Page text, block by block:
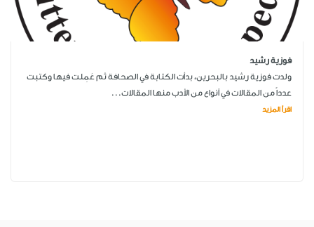
فوزية رشيد
ولدت فوزية رشيد بالبحرين، بدأت الكتابة في الصحافة ثم عَمِلت فيها وكتبت
عدداً من المقالات في أنواع من الأدب منها المقالات...
اقرأ المزيد